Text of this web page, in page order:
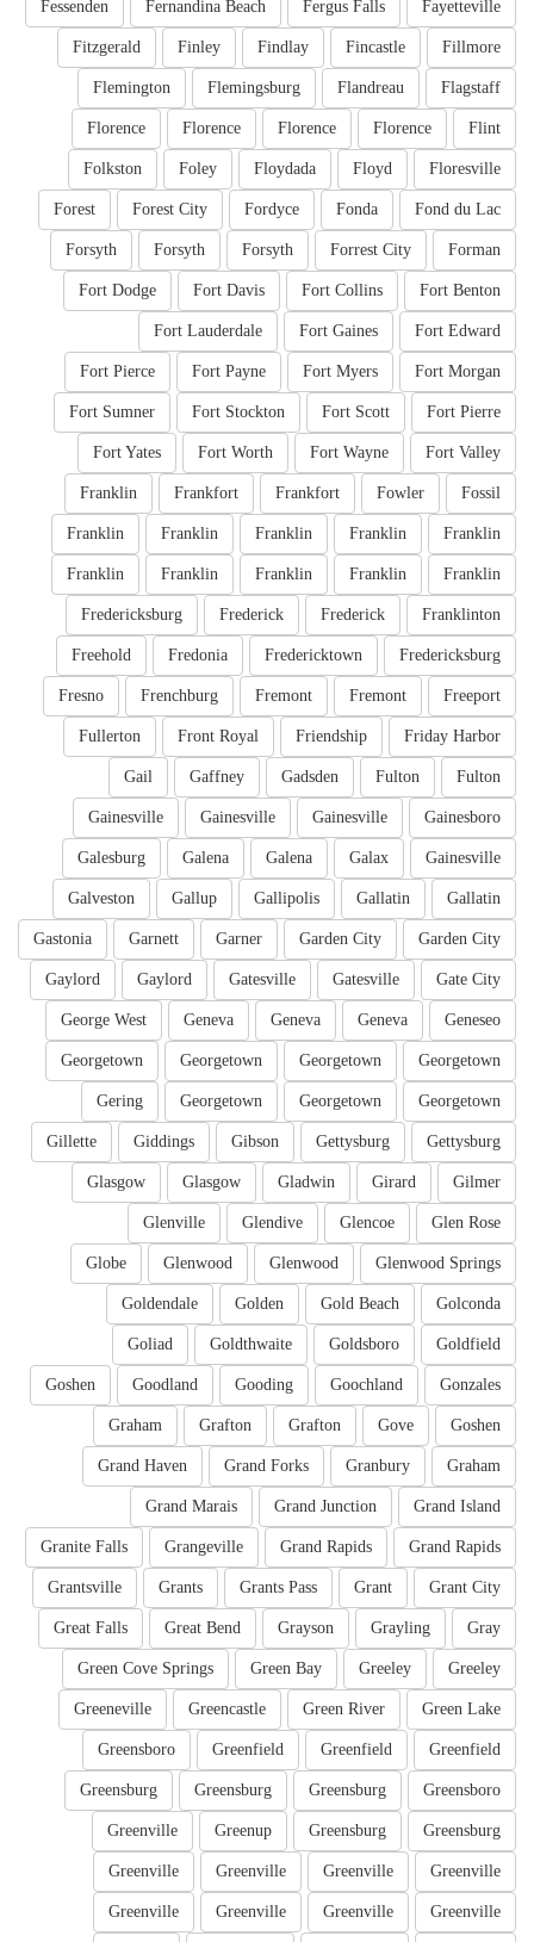
Fayetteville
Fergus Falls
Fernandina Beach
Fessenden
Fillmore
Fincastle
Findlay
Finley
Fitzgerald
Flagstaff
Flandreau
Flemingsburg
Flemington
Flint
Florence
Florence
Florence
Florence
Floresville
Floyd
Floydada
Foley
Folkston
Fond du Lac
Fonda
Fordyce
Forest City
Forest
Forman
Forrest City
Forsyth
Forsyth
Forsyth
Fort Benton
Fort Collins
Fort Davis
Fort Dodge
Fort Edward
Fort Gaines
Fort Lauderdale
Fort Morgan
Fort Myers
Fort Payne
Fort Pierce
Fort Pierre
Fort Scott
Fort Stockton
Fort Sumner
Fort Valley
Fort Wayne
Fort Worth
Fort Yates
Fossil
Fowler
Frankfort
Frankfort
Franklin
Franklin
Franklin
Franklin
Franklin
Franklin
Franklin
Franklin
Franklin
Franklin
Franklin
Franklinton
Frederick
Frederick
Fredericksburg
Fredericksburg
Fredericktown
Fredonia
Freehold
Freeport
Fremont
Fremont
Frenchburg
Fresno
Friday Harbor
Friendship
Front Royal
Fullerton
Fulton
Fulton
Gadsden
Gaffney
Gail
Gainesboro
Gainesville
Gainesville
Gainesville
Gainesville
Galax
Galena
Galena
Galesburg
Gallatin
Gallatin
Gallipolis
Gallup
Galveston
Garden City
Garden City
Garner
Garnett
Gastonia
Gate City
Gatesville
Gatesville
Gaylord
Gaylord
Geneseo
Geneva
Geneva
Geneva
George West
Georgetown
Georgetown
Georgetown
Georgetown
Georgetown
Georgetown
Georgetown
Gering
Gettysburg
Gettysburg
Gibson
Giddings
Gillette
Gilmer
Girard
Gladwin
Glasgow
Glasgow
Glen Rose
Glencoe
Glendive
Glenville
Glenwood Springs
Glenwood
Glenwood
Globe
Golconda
Gold Beach
Golden
Goldendale
Goldfield
Goldsboro
Goldthwaite
Goliad
Gonzales
Goochland
Gooding
Goodland
Goshen
Goshen
Gove
Grafton
Grafton
Graham
Graham
Granbury
Grand Forks
Grand Haven
Grand Island
Grand Junction
Grand Marais
Grand Rapids
Grand Rapids
Grangeville
Granite Falls
Grant City
Grant
Grants Pass
Grants
Grantsville
Gray
Grayling
Grayson
Great Bend
Great Falls
Greeley
Greeley
Green Bay
Green Cove Springs
Green Lake
Green River
Greencastle
Greeneville
Greenfield
Greenfield
Greenfield
Greensboro
Greensboro
Greensburg
Greensburg
Greensburg
Greensburg
Greensburg
Greenup
Greenville
Greenville
Greenville
Greenville
Greenville
Greenville
Greenville
Greenville
Greenville